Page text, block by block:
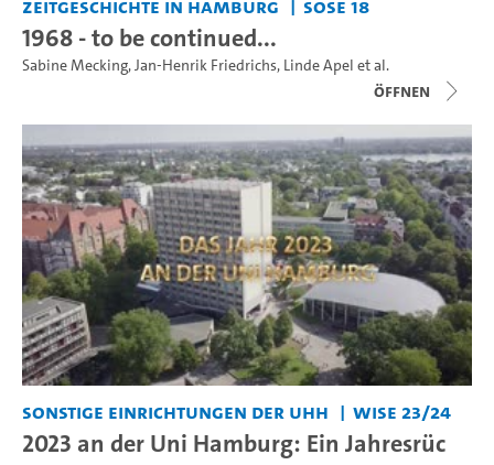
Zeitgeschichte in Hamburg
SoSe 18
1968 - to be continued...
Sabine Mecking,Jan-Henrik Friedrichs, Linde Apel et al.
Öffnen
Sonstige Einrichtungen der UHH WiSe 23/24
2023 an der Uni Hamburg: Ein Jahresrüc